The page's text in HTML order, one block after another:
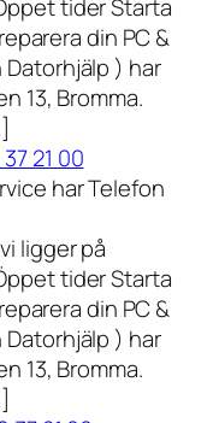
tider Starta
din PC &
Datorhjälp ) har
13, Bromma.
21 00
har Telefon
ligger på
tider Starta
din PC &
Datorhjälp ) har
13, Bromma.